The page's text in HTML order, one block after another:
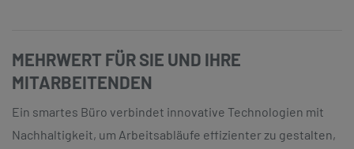
MEHRWERT FÜR SIE UND IHRE
MITARBEITENDEN
Ein smartes Büro verbindet innovative Technologien mit
Nachhaltigkeit, um Arbeitsabläufe effizienter zu gestalten,